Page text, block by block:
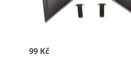
99 Kč